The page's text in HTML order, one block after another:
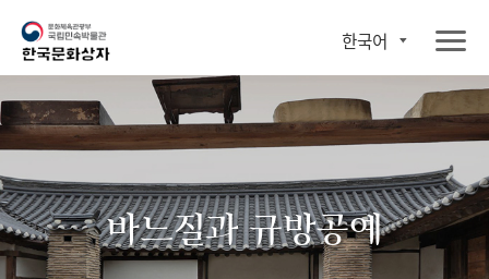
한국어
바느질과 규방공예